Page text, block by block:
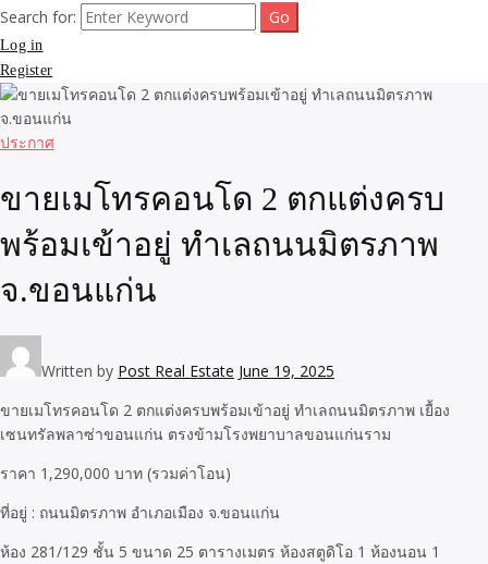
Search for:
Log in
Register
ประกาศ
​ขายเมโทรคอนโด 2 ตกแต่งครบ
พร้อมเข้าอยู่ ทำเลถนนมิตรภาพ
จ.ขอนแก่น
Written by Post Real Estate June 19, 2025
ขายเมโทรคอนโด 2 ตกแต่งครบพร้อมเข้าอยู่ ทำเลถนนมิตรภาพ เยื้อง
เซนทรัลพลาซ่าขอนแก่น ตรงข้ามโรงพยาบาลขอนแก่นราม
ราคา 1,290,000 บาท (รวมค่าโอน)
ที่อยู่ : ถนนมิตรภาพ อำเภอเมือง จ.ขอนแก่น
ห้อง 281/129 ชั้น​ 5 ขนาด 25 ตารางเมตร ห้องสตูดิโอ 1 ห้องนอน​ 1​